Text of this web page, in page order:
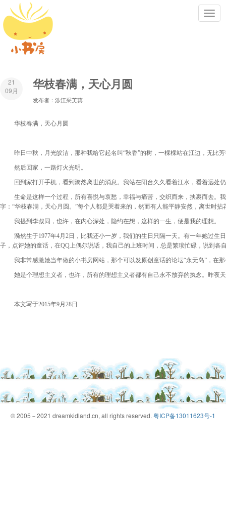
21
09月
华枝春满，天心月圆
发布者：涉江采芙蕖
华枝春满，天心月圆
昨日中秋，月光皎洁，那种我给它起名叫“秋香”的树，一棵棵站在江边，无比
然后回家，一路灯火光明。
回到家打开手机，看到漪然离世的消息。我站在阳台久久看着江水，看着远
生命是这样一个过程，所有喜悦与哀愁，幸福与痛苦，交织而来，挟裹而去。
字： “华枝春满，天心月圆。 ”每个人都是哭着来的，然而有人能平静安然，离世时拈
我提到李叔同，也许，在内心深处，隐约在想，这样的一生，便是我的理想。
漪然生于1977年4月 2日，比我还小一岁，我们的生日只隔一天。有一年她过生
子，点评她的童话，在QQ上偶尔说话，我自己的上班时间，总是繁琐忙碌，说到各
我非常感激她当年做的小书房网站，那个可以发原创童话的论坛“永无岛” ，在
她是个理想主义者，也许，所有的理想主义者都有自己永不放弃的执念。昨夜
本文写于2015年9月 28日
© 2005－2021 dreamkidland.cn, all rights reserved. 粤ICP备13011623号-1